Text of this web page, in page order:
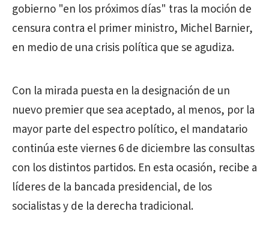
gobierno "en los próximos días" tras la moción de
censura contra el primer ministro, Michel Barnier,
en medio de una crisis política que se agudiza.
Con la mirada puesta en la designación de un
nuevo premier que sea aceptado, al menos, por la
mayor parte del espectro político, el mandatario
continúa este viernes 6 de diciembre las consultas
con los distintos partidos. En esta ocasión, recibe a
líderes de la bancada presidencial, de los
socialistas y de la derecha tradicional.